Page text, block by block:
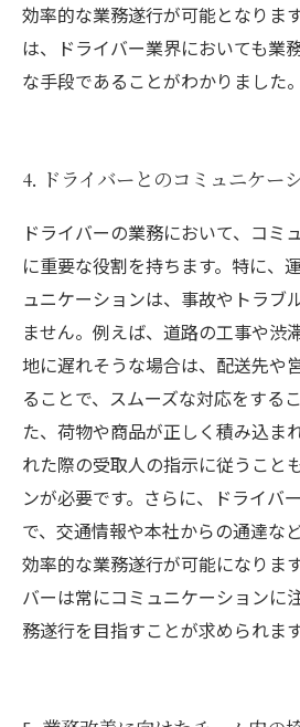
効率的な業務遂行が可能となりま
は、ドライバー業界においても業
な手段であることがわかりました。
4. ドライバーとのコミュニケー
ドライバーの業務において、コミ
に重要な役割を持ちます。特に、
ュニケーションは、事故やトラブ
ません。例えば、道路の工事や渋
地に遅れそうな場合は、配送先や
ることで、スムーズな対応をする
た、荷物や商品が正しく積み込ま
れた際の受取人の指示に従うこと
ンが必要です。さらに、ドライバ
で、交通情報や本社からの通達な
効率的な業務遂行が可能になりま
バーは常にコミュニケーションに
務遂行を目指すことが求められます